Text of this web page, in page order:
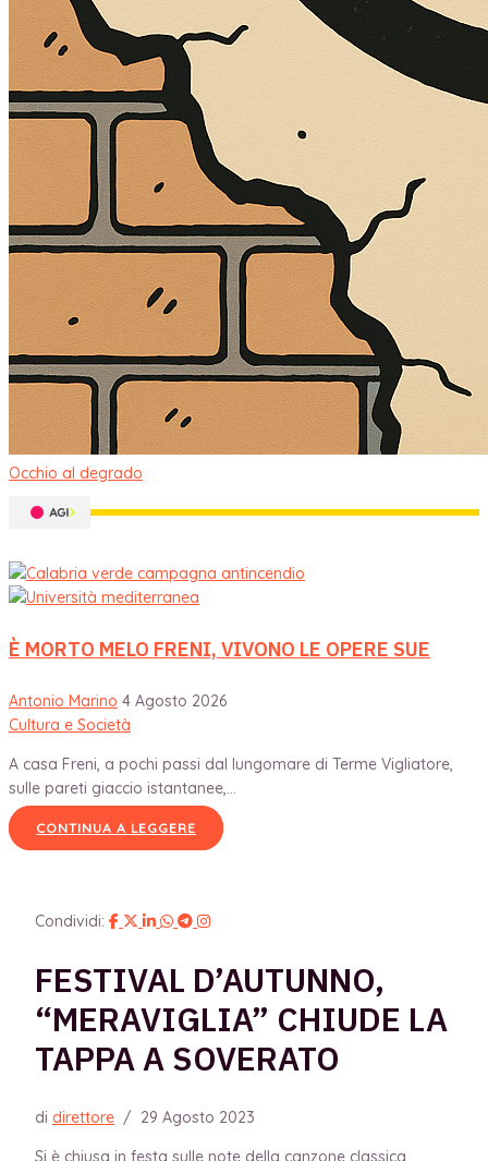
Occhio al degrado
È MORTO MELO FRENI, VIVONO LE OPERE SUE
Antonio Marino 4 Agosto 2026
Cultura e Società
A casa Freni, a pochi passi dal lungomare di Terme Vigliatore,
sulle pareti giaccio istantanee,...
CONTINUA A LEGGERE
Condividi:
FESTIVAL D’AUTUNNO,
“MERAVIGLIA” CHIUDE LA
TAPPA A SOVERATO
di direttore / 29 Agosto 2023
Si è chiusa in festa sulle note della canzone classica